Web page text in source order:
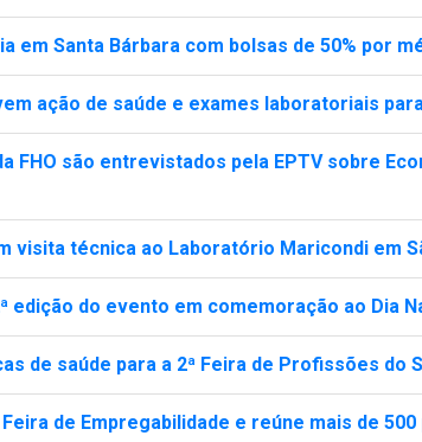
em Santa Bárbara com bolsas de 50% por
ação de saúde e exames laboratoriais
são entrevistados pela EPTV sobre
visita técnica ao Laboratório Maricondi em
edição do evento em comemoração ao Dia
de saúde para a 2ª Feira de Profissões do
de Empregabilidade e reúne mais de